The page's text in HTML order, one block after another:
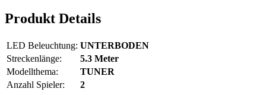
Produkt Details
LED Beleuchtung: UNTERBODEN
Streckenlänge:
5.3 Meter
Modellthema:
TUNER
Anzahl Spieler:
2